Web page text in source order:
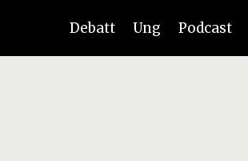
Debatt Ung Podcast